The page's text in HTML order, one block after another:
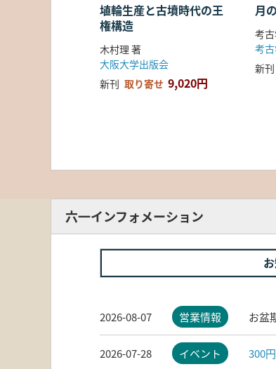
埴輪生産と古墳時代の王
権構造
木村理 著
大阪大学出版会
新刊 取り寄せ 9,020円
月
考
考
新刊
六一インフォメーション
2026-08-07 営業情報 お盆
2026-07-28 イベント 300